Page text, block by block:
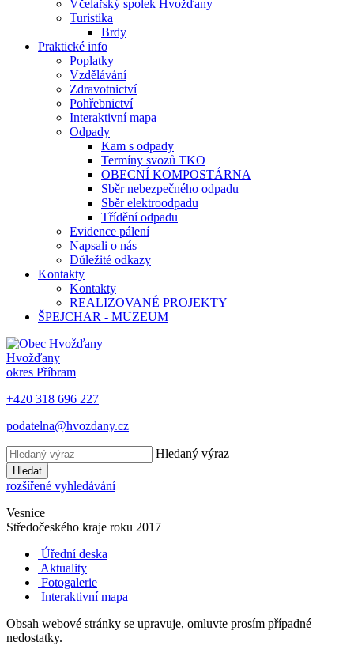
Včelařský spolek Hvožďany
Turistika
Brdy
Praktické info
Poplatky
Vzdělávání
Zdravotnictví
Pohřebnictví
Interaktivní mapa
Odpady
Kam s odpady
Termíny svozů TKO
OBECNÍ KOMPOSTÁRNA
Sběr nebezpečného odpadu
Sběr elektroodpadu
Třídění odpadu
Evidence pálení
Napsali o nás
Důležité odkazy
Kontakty
Kontakty
REALIZOVANÉ PROJEKTY
ŠPEJCHAR - MUZEUM
Hvožďany
okres Příbram
+420 318 696 227
podatelna@hvozdany.cz
Hledaný výraz
Hledat
rozšířené vyhledávání
Vesnice
Středočeského kraje roku 2017
Úřední deska
Aktuality
Fotogalerie
Interaktivní mapa
Obsah webové stránky se upravuje, omluvte prosím případné
nedostatky.